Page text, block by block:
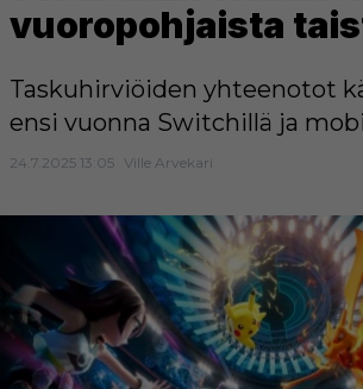
vuoropohjaista
Taskuhirviöiden yhteenotot
ensi vuonna Switchillä ja
24.7.2025 13:05 Ville Arvekari